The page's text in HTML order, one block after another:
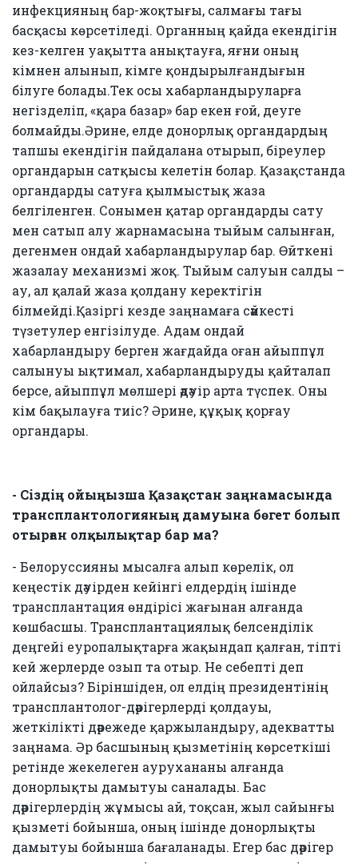
инфекцияның бар-жоқтығы, салмағы тағы
басқасы көрсетіледі. Органның қайда екендігін
кез-келген уақытта анықтауға, яғни оның
кімнен алынып, кімге қондырылғандығын
білуге болады.Тек осы хабарландыруларға
негізделіп, «қара базар» бар екен ғой, деуге
болмайды.Әрине, елде донорлық органдардың
тапшы екендігін пайдалана отырып, біреулер
органдарын сатқысы келетін болар. Қазақстанда
органдарды сатуға қылмыстық жаза
белгіленген. Сонымен қатар органдарды сату
мен сатып алу жарнамасына тыйым салынған,
дегенмен ондай хабарландырулар бар. Өйткені
жазалау механизмі жоқ. Тыйым салуын салды –
ау, ал қалай жаза қолдану керектігін
білмейді.Қазіргі кезде заңнамаға сәйкесті
түзетулер енгізілуде. Адам ондай
хабарландыру берген жағдайда оған айыппұл
салынуы ықтимал, хабарландыруды қайталап
берсе, айыппұл мөлшері әдәуір арта түспек. Оны
кім бақылауға тиіс? Әрине, құқық қорғау
органдары.
- Сіздің ойыңызша Қазақстан заңнамасында
трансплантологияның дамуына бөгет болып
отырған олқылықтар бар ма?
- Белоруссияны мысалға алып көрелік, ол
кеңестік дәуірден кейінгі елдердің ішінде
трансплантация өндірісі жағынан алғанда
көшбасшы. Трансплантациялық белсенділік
деңгейі еуропалықтарға жақындап қалған, тіпті
кей жерлерде озып та отыр. Не себепті деп
ойлайсыз? Біріншіден, ол елдің президентінің
трансплантолог-дәрігерлерді қолдауы,
жеткілікті дәрежеде қаржыландыру, адекватты
заңнама. Әр басшының қызметінің көрсеткіші
ретінде жекелеген аурухананы алғанда
донорлықты дамытуы саналады. Бас
дәрігерлердің жұмысы ай, тоқсан, жыл сайынғы
қызметі бойынша, оның ішінде донорлықты
дамытуы бойынша бағаланады. Егер бас дәрігер